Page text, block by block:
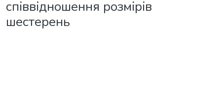
cпiввiдношення розмipiв
шестерень